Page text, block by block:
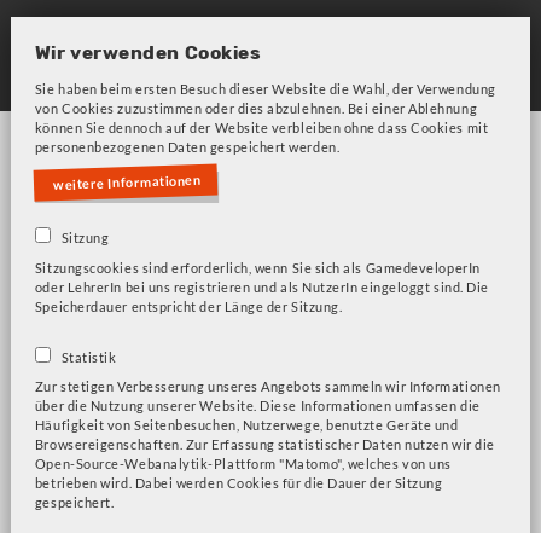
Skip
main
navigation
Fehlermeldung
Bitte beachten Sie unsere Frage zu Cookies!
Übung
Wir verwenden Cookies
Sie haben beim ersten Besuch dieser Website die Wahl, der Verwendung
von Cookies zuzustimmen oder dies abzulehnen. Bei einer Ablehnung
können Sie dennoch auf der Website verbleiben ohne dass Cookies mit
personenbezogenen Daten gespeichert werden.
weitere Informationen
Sitzung
Sitzungscookies sind erforderlich, wenn Sie sich als GamedeveloperIn
oder LehrerIn bei uns registrieren und als NutzerIn eingeloggt sind. Die
Speicherdauer entspricht der Länge der Sitzung.
Statistik
Zur stetigen Verbesserung unseres Angebots sammeln wir Informationen
über die Nutzung unserer Website. Diese Informationen umfassen die
Häufigkeit von Seitenbesuchen, Nutzerwege, benutzte Geräte und
Browsereigenschaften. Zur Erfassung statistischer Daten nutzen wir die
Open-Source-Webanalytik-Plattform "Matomo", welches von uns
betrieben wird. Dabei werden Cookies für die Dauer der Sitzung
gespeichert.
Kerbal Space Program - Projektarbeit
A New Beginning
Kerbal Space Program